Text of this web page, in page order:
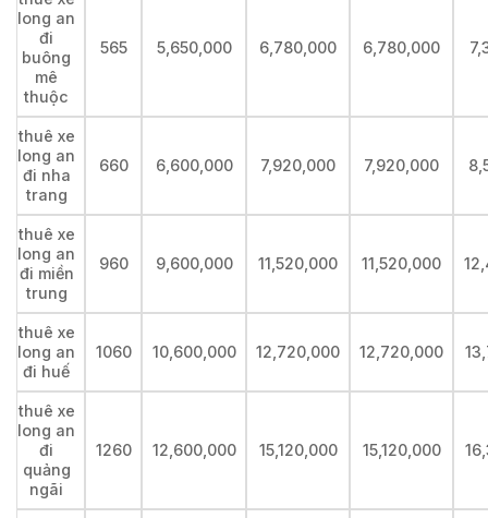
long an
đi
buông
mê
thuộc
565 5,650,000 6,780,000 6,780,000
thuê xe
long an
đi nha
trang
660 6,600,000 7,920,000 7,920,000
thuê xe
long an
đi miền
trung
960 9,600,000 11,520,000 11,520,000
thuê xe
long an
đi huế
1060 10,600,000 12,720,000 12,720,000
thuê xe
long an
đi
quảng
ngãi
1260 12,600,000 15,120,000 15,120,000